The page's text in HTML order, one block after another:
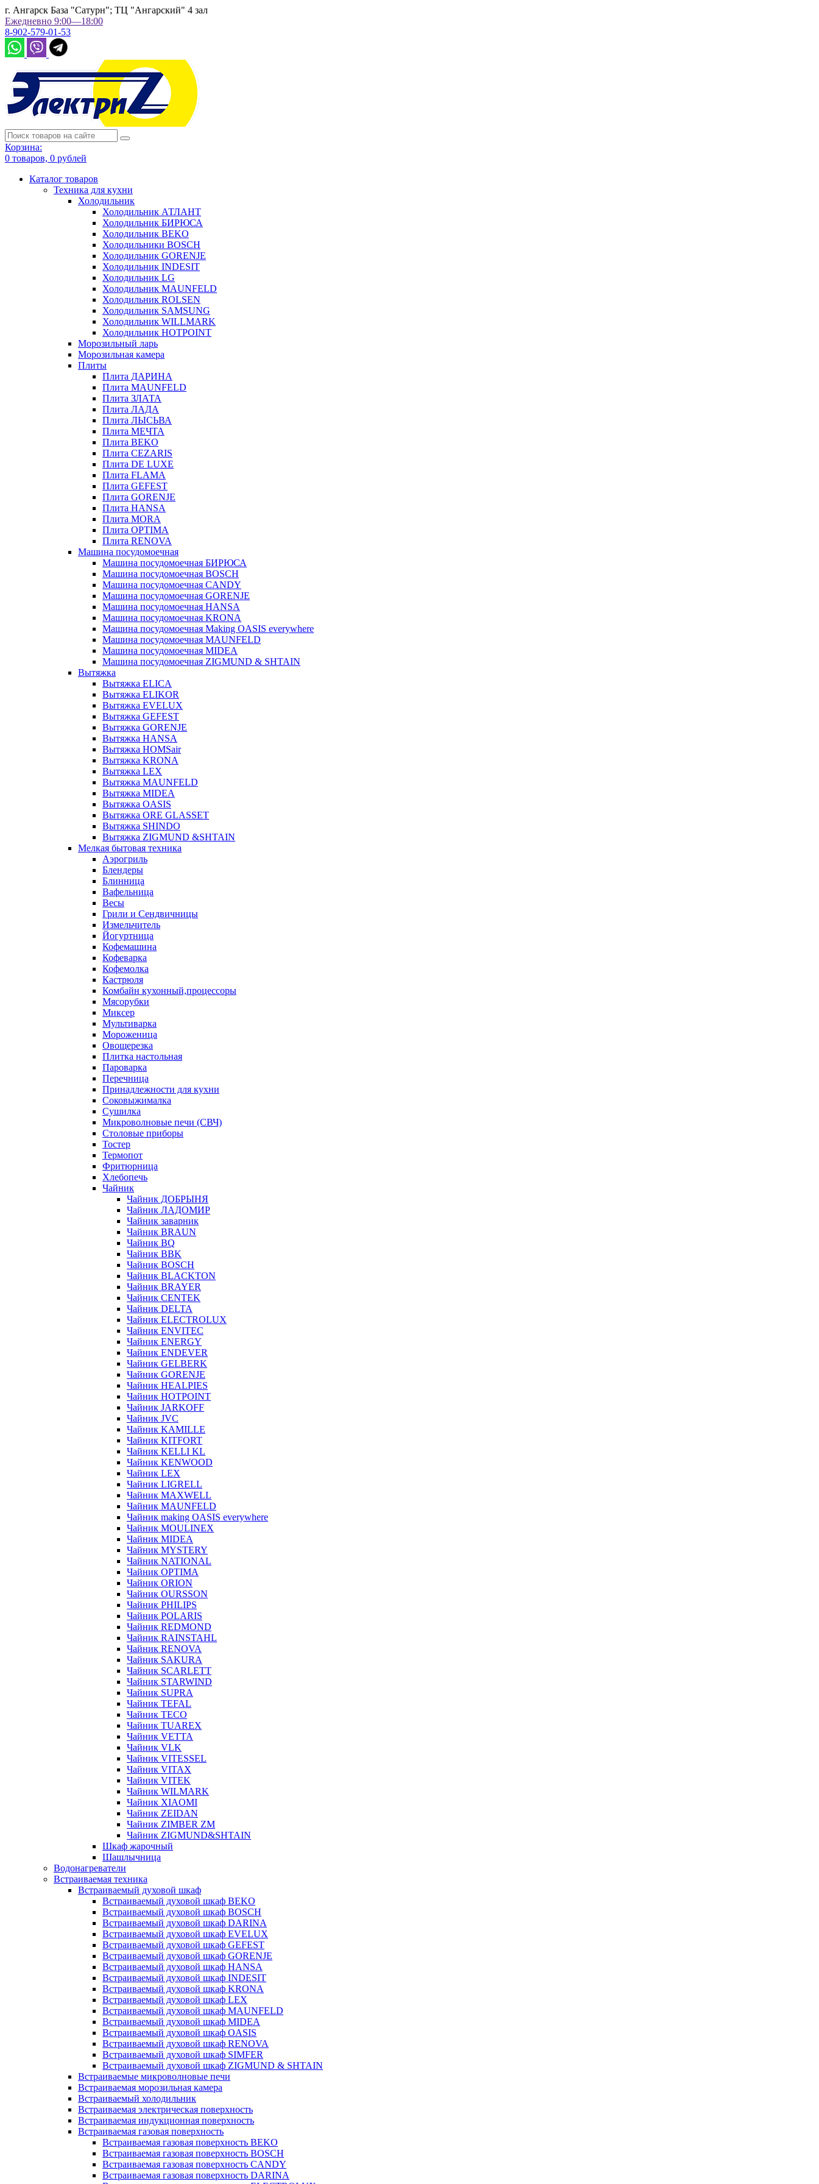
г. Ангарск База "Сатурн"; ТЦ "Ангарский" 4 зал
Ежедневно 9:00—18:00
8-902-579-01-53
Корзина:
0 товаров, 0 рублей
Каталог товаров
Техника для кухни
Холодильник
Холодильник АТЛАНТ
Холодильник БИРЮСА
Холодильник BEKO
Холодильники BOSCH
Холодильник GORENJE
Холодильник INDESIT
Холодильник LG
Холодильник MAUNFELD
Холодильник ROLSEN
Холодильник SAMSUNG
Холодильник WILLMARK
Холодильник HOTPOINT
Морозильный ларь
Морозильная камера
Плиты
Плита ДАРИНА
Плита MAUNFELD
Плита ЗЛАТА
Плита ЛАДА
Плита ЛЫСЬВА
Плита МЕЧТА
Плита BEKO
Плита CEZARIS
Плита DE LUXE
Плита FLAMA
Плита GEFEST
Плита GORENJE
Плита HANSA
Плита MORA
Плита OPTIMA
Плита RENOVA
Машина посудомоечная
Машина посудомоечная БИРЮСА
Машина посудомоечная BOSCH
Машина посудомоечная CANDY
Машина посудомоечная GORENJE
Машина посудомоечная HANSA
Машина посудомоечная KRONA
Машина посудомоечная Making OASIS everywhere
Машина посудомоечная MAUNFELD
Машина посудомоечная MIDEA
Машина посудомоечная ZIGMUND & SHTAIN
Вытяжка
Вытяжка ELICA
Вытяжка ELIKOR
Вытяжка EVELUX
Вытяжка GEFEST
Вытяжка GORENJE
Вытяжка HANSA
Вытяжка HOMSair
Вытяжка KRONA
Вытяжка LEX
Вытяжка MAUNFELD
Вытяжка MIDEA
Вытяжка OASIS
Вытяжка ORE GLASSET
Вытяжка SHINDO
Вытяжка ZIGMUND &SHTAIN
Мелкая бытовая техника
Аэрогриль
Блендеры
Блинница
Вафельница
Весы
Грили и Сендвичницы
Измельчитель
Йогуртница
Кофемашина
Кофеварка
Кофемолка
Кастрюля
Комбайн кухонный,процессоры
Мясорубки
Миксер
Мультиварка
Мороженица
Овощерезка
Плитка настольная
Пароварка
Перечница
Принадлежности для кухни
Соковыжималка
Сушилка
Микроволновые печи (СВЧ)
Столовые приборы
Тостер
Термопот
Фритюрница
Хлебопечь
Чайник
Чайник ДОБРЫНЯ
Чайник ЛАДОМИР
Чайник заварник
Чайник BRAUN
Чайник BQ
Чайник BBK
Чайник BOSCH
Чайник BLACKTON
Чайник BRAYER
Чайник CENTEK
Чайник DELTA
Чайник ELECTROLUX
Чайник ENVITEC
Чайник ENERGY
Чайник ENDEVER
Чайник GELBERK
Чайник GORENJE
Чайник HEALPIES
Чайник HOTPOINT
Чайник JARKOFF
Чайник JVC
Чайник KAMILLE
Чайник KITFORT
Чайник KELLI KL
Чайник KENWOOD
Чайник LEX
Чайник LIGRELL
Чайник MAXWELL
Чайник MAUNFELD
Чайник making OASIS everywhere
Чайник MOULINEX
Чайник MIDEA
Чайник MYSTERY
Чайник NATIONAL
Чайник OPTIMA
Чайник ORION
Чайник OURSSON
Чайник PHILIPS
Чайник POLARIS
Чайник REDMOND
Чайник RAINSTAHL
Чайник RENOVA
Чайник SAKURA
Чайник SCARLETT
Чайник STARWIND
Чайник SUPRA
Чайник TEFAL
Чайник TECO
Чайник TUAREX
Чайник VETTA
Чайник VLK
Чайник VITESSEL
Чайник VITAX
Чайник VITEK
Чайник WILMARK
Чайник XIAOMI
Чайник ZEIDAN
Чайник ZIMBER ZM
Чайник ZIGMUND&SHTAIN
Шкаф жарочный
Шашлычница
Водонагреватели
Встраиваемая техника
Встраиваемый духовой шкаф
Встраиваемый духовой шкаф BEKO
Встраиваемый духовой шкаф BOSCH
Встраиваемый духовой шкаф DARINA
Встраиваемый духовой шкаф EVELUX
Встраиваемый духовой шкаф GEFEST
Встраиваемый духовой шкаф GORENJE
Встраиваемый духовой шкаф HANSA
Встраиваемый духовой шкаф INDESIT
Встраиваемый духовой шкаф KRONA
Встраиваемый духовой шкаф LEX
Встраиваемый духовой шкаф MAUNFELD
Встраиваемый духовой шкаф MIDEA
Встраиваемый духовой шкаф OASIS
Встраиваемый духовой шкаф RENOVA
Встраиваемый духовой шкаф SIMFER
Встраиваемый духовой шкаф ZIGMUND & SHTAIN
Встраиваемые микроволновые печи
Встраиваемая морозильная камера
Встраиваемый холодильник
Встраиваемая электрическая поверхность
Встраиваемая индукционная поверхность
Встраиваемая газовая поверхность
Встраиваемая газовая поверхность BEKO
Встраиваемая газовая поверхность BOSCH
Встраиваемая газовая поверхность CANDY
Встраиваемая газовая поверхность DARINA